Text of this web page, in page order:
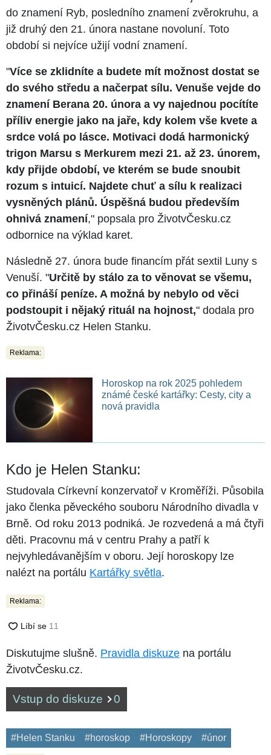
do znamení Ryb, posledního znamení zvěrokruhu, a
již druhý den 21. února nastane novoluní. Toto
období si nejvíce užijí vodní znamení.
"Více se zklidníte a budete mít možnost dostat se
do svého středu a načerpat sílu. Venuše vejde do
znamení Berana 20. února a vy najednou pocítíte
příliv energie jako na jaře, kdy kolem vše kvete a
srdce volá po lásce. Motivaci dodá harmonický
trigon Marsu s Merkurem mezi 21. až 23. únorem,
kdy přijde období, ve kterém se bude snoubit
rozum s intuicí. Najdete chuť a sílu k realizaci
vysněných plánů. Úspěšná budou především
ohnivá znamení," popsala pro ŽivotvČesku.cz
odbornice na výklad karet.
Následně 27. února bude financím přát sextil Luny s
Venuší. "Určitě by stálo za to věnovat se všemu,
co přináší peníze. A možná by nebylo od věci
podstoupit i nějaký rituál na hojnost," dodala pro
ŽivotvČesku.cz Helen Stanku.
Reklama:
Horoskop na rok 2025 pohledem
známé české kartářky: Cesty, city a
nová pravidla
Kdo je Helen Stanku:
Studovala Církevní konzervatoř v Kroměříži. Působila
jako členka pěveckého souboru Národního divadla v
Brně. Od roku 2013 podniká. Je rozvedená a má čtyři
děti. Pracovnu má v centru Prahy a patří k
nejvyhledávanějším v oboru. Její horoskopy lze
nalézt na portálu Kartářky světla.
Reklama:
Diskutujme slušně. Pravidla diskuze na portálu
ŽivotvČesku.cz.
Vstup do diskuze 0
#Helen Stanku #horoskop #Horoskopy #únor